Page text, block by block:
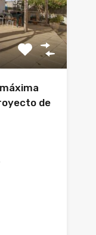
de